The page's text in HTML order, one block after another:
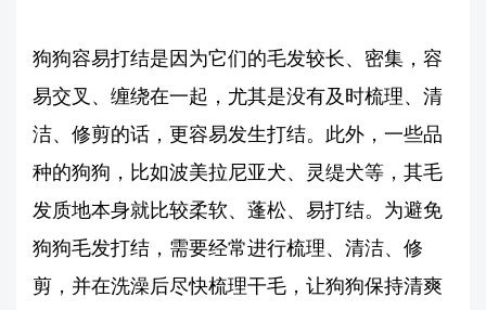
狗狗容易打结是因为它们的毛发较长、密集，容
易交叉、缠绕在一起，尤其是没有及时梳理、清
洁、修剪的话，更容易发生打结。此外，一些品
种的狗狗，比如波美拉尼亚犬、灵缇犬等，其毛
发质地本身就比较柔软、蓬松、易打结。为避免
狗狗毛发打结，需要经常进行梳理、清洁、修
剪，并在洗澡后尽快梳理干毛，让狗狗保持清爽